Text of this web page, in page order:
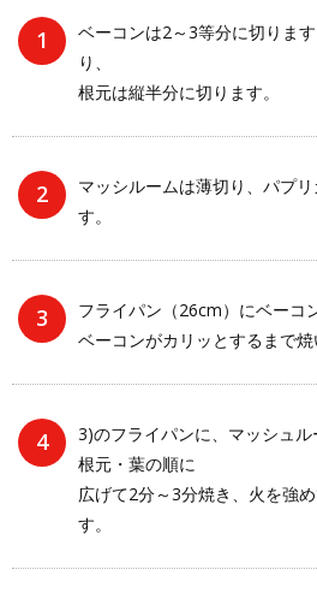
ベーコンは2～3等分に切りま
り、
根元は縦半分に切ります。
マッシルームは薄切り、パプ
す。
フライパン（26cm）にベーコ
ベーコンがカリッとするまで焼
3)のフライパンに、マッシュ
根元・葉の順に
広げて2分～3分焼き、火を強
す。